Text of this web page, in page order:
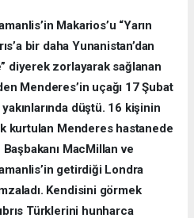
Makarios’u “Yarın
bir daha Yunanistan’dan
diyerek zorlayarak sağlanan
Menderes’in uçağı 17 Şubat
düştü. 16 kişinin
kurtulan Menderes hastanede
MacMillan ve
getirdiği Londra
Kendisini görmek
Türklerini hunharca